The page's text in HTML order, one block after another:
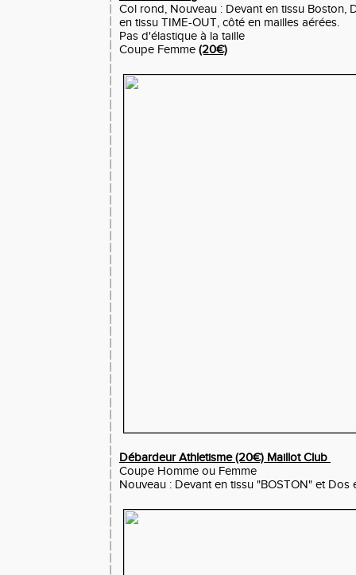
Col rond, Nouveau : Devant en tissu Boston,
en tissu TIME-OUT, côté en mailles aérées.
Pas d'élastique à la taille
Coupe Femme (20€)
Débardeur Athletisme (20€) Maillot Club
Coupe Homme ou Femme
Nouveau : Devant en tissu "BOSTON" et Dos